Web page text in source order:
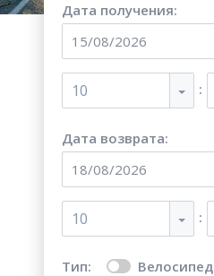
Дата получения:
10 :
Дата возврата:
10 :
Тип: Велосипед